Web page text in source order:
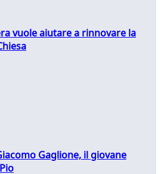
vuole aiutare a rinnovare la
Gaglione, il giovane